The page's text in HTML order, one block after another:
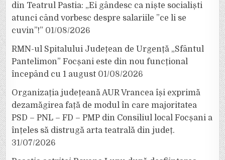
din Teatrul Pastia: „Ei gândesc ca niște socialiști
atunci când vorbesc despre salariile ”ce li se
cuvin”!” 01/08/2026
RMN-ul Spitalului Județean de Urgență „Sfântul
Pantelimon” Focșani este din nou funcțional
începând cu 1 august 01/08/2026
Organizația județeană AUR Vrancea își exprimă
dezamăgirea față de modul în care majoritatea
PSD – PNL – FD – PMP din Consiliul local Focșani a
înțeles să distrugă arta teatrală din județ.
31/07/2026